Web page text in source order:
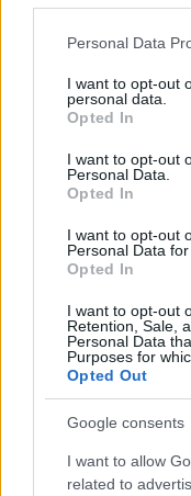
Please note that this
not limited to your
grant or deny
use your data for
consent section.
Personal Data
I want to opt-out
personal data.
Opted In
I want to opt-out
Personal Data.
Opted In
I want to opt-out
Personal Data
Opted In
I want to opt-out
Retention, Sale,
Personal Data
Purposes for
Opted Out
Google consents
I want to allow
related to
Costa
Porto
Controlli
caviale e
NECROLOGIE